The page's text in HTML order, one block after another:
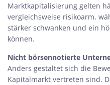
Marktkapitalisierung gelten
vergleichsweise risikoarm,
stärker schwanken und ein
können.
Nicht börsennotierte
Anders gestaltet sich die
Kapitalmarkt vertreten sind.